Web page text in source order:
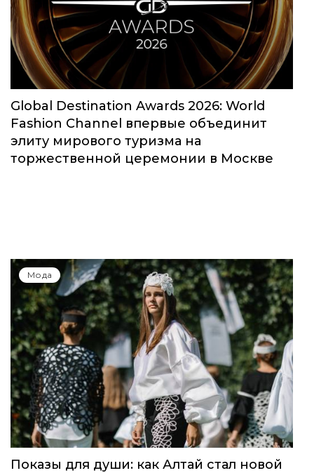
Global Destination Awards 2026: World
Fashion Channel впервые объединит
элиту мирового туризма на
торжественной церемонии в Москве
Мода
Показы для души: как Алтай стал новой